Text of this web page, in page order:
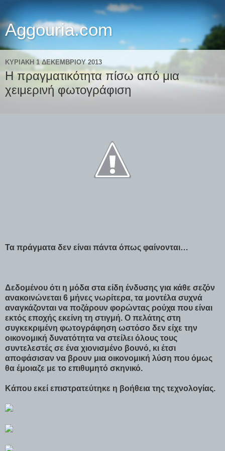
Aggouria.com
ΚΥΡΙΑΚΉ 1 ΔΕΚΕΜΒΡΊΟΥ 2013
Η πραγματικότητα πίσω από μια
χειμερινή φωτογράφιση
Τα πράγματα δεν είναι πάντα όπως φαίνονται…
Δεδομένου ότι η μόδα στα είδη ένδυσης για κάθε σεζόν
ανακοινώνεται 6 μήνες νωρίτερα, τα μοντέλα συχνά
αναγκάζονται να ποζάρουν φορώντας ρούχα που είναι
εκτός εποχής εκείνη τη στιγμή. Ο πελάτης στη
συγκεκριμένη φωτογράφηση ωστόσο δεν είχε την
οικονομική δυνατότητα να στείλει όλους τους
συντελεστές σε ένα χιονισμένο βουνό, κι έτσι
αποφάσισαν να βρουν μια οικονομική λύση που όμως
θα έμοιαζε με το επιθυμητό σκηνικό.
Κάπου εκεί επιστρατεύτηκε η βοήθεια της τεχνολογίας.